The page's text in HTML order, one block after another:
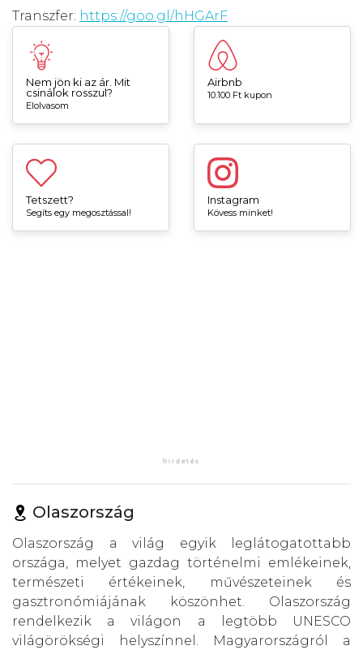
Transzfer: https://goo.gl/hHGArF
Nem jön ki az ár. Mit
csinálok rosszul?
Elolvasom
Airbnb
10.100 Ft kupon
Tetszett?
Segíts egy megosztással!
Instagram
Kövess minket!
Olaszország
Olaszország a világ egyik leglátogatottabb
országa, melyet gazdag történelmi emlékeinek,
természeti értékeinek, művészeteinek és
gasztronómiájának köszönhet. Olaszország
rendelkezik a világon a legtöbb UNESCO
világörökségi helyszínnel. Magyarországról a